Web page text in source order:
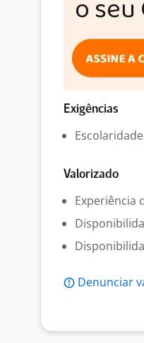
Exigências
Valorizado
Experiência
Denunciar